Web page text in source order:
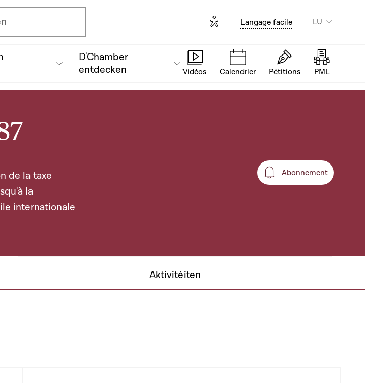
Options d'accessibilité
Langage facile LU
D'Chamber
entdecken
Vidéos Calendrier Pétitions PML
de la taxe
la
internationale
Abonnement
Abonnement
Aktivitéiten